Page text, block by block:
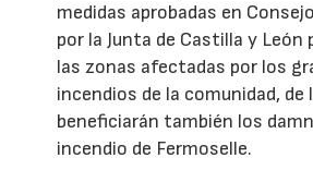
medidas aprobadas en
por la Junta de Castilla y León
las zonas afectadas por los
incendios de la comunidad, de
beneficiarán también los
incendio de Fermoselle.